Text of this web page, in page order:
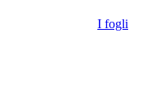
I fogli